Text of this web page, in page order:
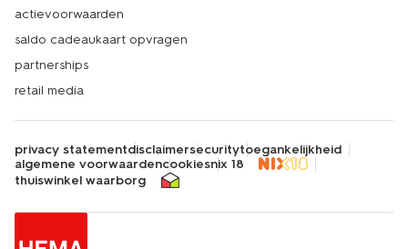
actievoorwaarden
saldo cadeaukaart opvragen
partnerships
retail media
privacy statementdisclaimersecuritytoegankelijkheid
algemene voorwaardencookiesnix 18
thuiswinkel waarborg